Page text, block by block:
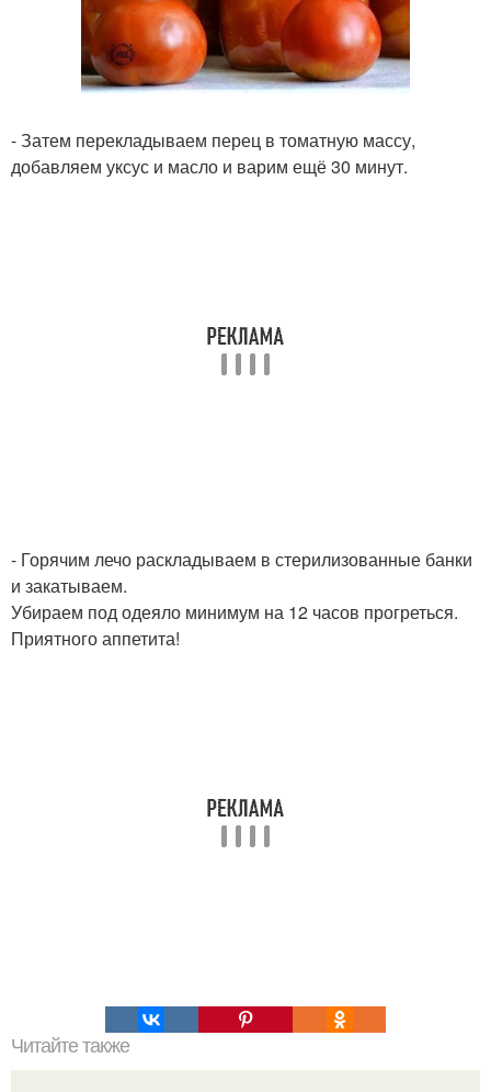
- Затем перекладываем перец в томатную массу,
добавляем уксус и масло и варим ещё 30 минут.
- Горячим лечо раскладываем в стерилизованные банки
и закатываем.
Убираем под одеяло минимум на 12 часов прогреться.
Приятного аппетита!
Читайте также